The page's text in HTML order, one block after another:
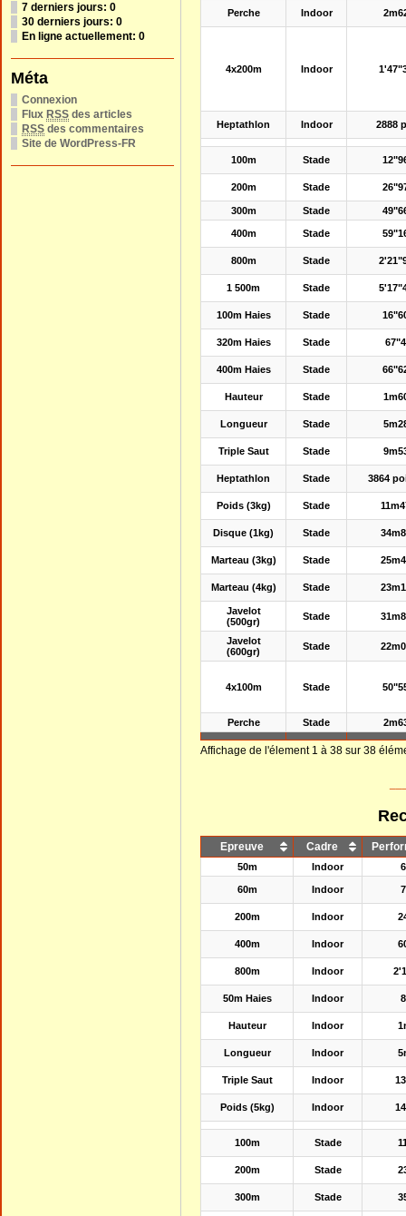
7 derniers jours: 0
30 derniers jours: 0
En ligne actuellement: 0
Méta
Connexion
Flux RSS des articles
RSS des commentaires
Site de WordPress-FR
Perche Indoor
4x200m Indoor
Heptathlon Indoor 2888
100m Stade
200m Stade
300m Stade
400m Stade
800m Stade
1 500m Stade
100m Haies Stade
320m Haies Stade 67"4
400m Haies Stade
Hauteur Stade
Longueur Stade
Triple Saut Stade
Heptathlon Stade 3864
Poids (3kg) Stade
Disque (1kg) Stade
Marteau (3kg) Stade
Marteau (4kg) Stade
Javelot
(500gr)
Stade
Javelot
(600gr)
Stade
4x100m Stade
Perche Stade
Affichage de l'élement 1 à 38 sur 38
Epreuve Cadre
50m Indoor
60m Indoor
200m Indoor
400m Indoor
800m Indoor
50m Haies Indoor
Hauteur Indoor
Longueur Indoor
Triple Saut Indoor
Poids (5kg) Indoor
100m Stade
200m Stade
300m Stade